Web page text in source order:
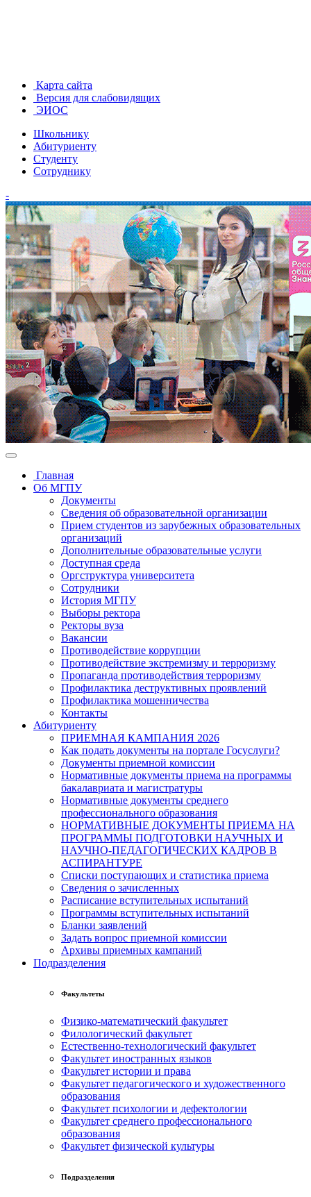
Карта сайта
Версия для слабовидящих
ЭИОС
Школьнику
Абитуриенту
Студенту
Сотруднику
-
Главная
Об МГПУ
Документы
Сведения об образовательной организации
Прием студентов из зарубежных образовательных
организаций
Дополнительные образовательные услуги
Доступная среда
Оргструктура университета
Сотрудники
История МГПУ
Выборы ректора
Ректоры вуза
Вакансии
Противодействие коррупции
Противодействие экстремизму и терроризму
Пропаганда противодействия терроризму
Профилактика деструктивных проявлений
Профилактика мошенничества
Контакты
Абитуриенту
ПРИЕМНАЯ КАМПАНИЯ 2026
Как подать документы на портале Госуслуги?
Документы приемной комиссии
Нормативные документы приема на программы
бакалавриата и магистратуры
Нормативные документы среднего
профессионального образования
НОРМАТИВНЫЕ ДОКУМЕНТЫ ПРИЕМА НА
ПРОГРАММЫ ПОДГОТОВКИ НАУЧНЫХ И
НАУЧНО-ПЕДАГОГИЧЕСКИХ КАДРОВ В
АСПИРАНТУРЕ
Списки поступающих и статистика приема
Сведения о зачисленных
Расписание вступительных испытаний
Программы вступительных испытаний
Бланки заявлений
Задать вопрос приемной комиссии
Архивы приемных кампаний
Подразделения
Факультеты
Физико-математический факультет
Филологический факультет
Естественно-технологический факультет
Факультет иностранных языков
Факультет истории и права
Факультет педагогического и художественного
образования
Факультет психологии и дефектологии
Факультет среднего профессионального
образования
Факультет физической культуры
Подразделения